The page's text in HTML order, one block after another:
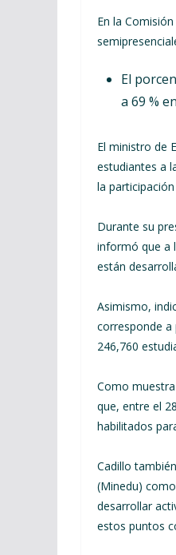
En la
El
a 69 %
El ministro de
estudiantes a
la
Durante su
informó que a
están
Asimismo,
corresponde a
246,760
Como
que, entre el
habilitados
Cadillo
(Minedu)
desarrollar
estos puntos